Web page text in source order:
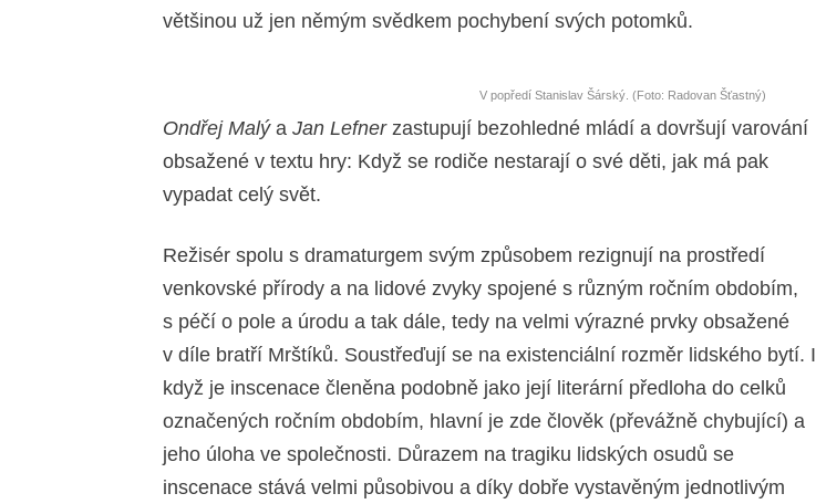
většinou už jen němým svědkem pochybení svých potomků.
V popředí Stanislav Šárský. (Foto: Radovan Šťastný)
Ondřej Malýa Jan Lefnerzastupují bezohledné mládí a dovršují varování
obsažené v textu hry: Když se rodiče nestarají o své děti, jak má pak
vypadat celý svět.
Režisér spolu s dramaturgem svým způsobem rezignují na prostředí
venkovské přírody a na lidové zvyky spojené s různým ročním obdobím,
s péčí o pole a úrodu a tak dále, tedy na velmi výrazné prvky obsažené
v díle bratří Mrštíků. Soustřeďují se na existenciální rozměr lidského bytí. I
když je inscenace členěna podobně jako její literární předloha do celků
označených ročním obdobím, hlavní je zde člověk (převážně chybující) a
jeho úloha ve společnosti. Důrazem na tragiku lidských osudů se
inscenace stává velmi působivou a díky dobře vystavěným jednotlivým